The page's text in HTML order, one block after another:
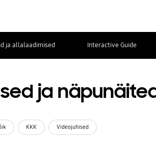
ja allalaadimised Interactive Guide
ja
KKK Videojuhised